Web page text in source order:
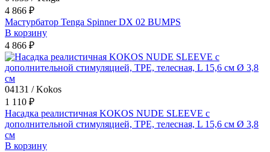
4 866 ₽
Мастурбатор Tenga Spinner DX 02 BUMPS
В корзину
4 866 ₽
04131 / Kokos
1 110 ₽
Насадка реалистичная KOKOS NUDE SLEEVE с
дополнительной стимуляцией, TPE, телесная, L 15,6 см Ø 3,8
см
В корзину